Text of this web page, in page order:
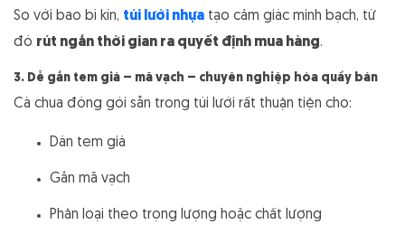
So với bao bì kín, túi lưới nhựa tạo cảm giác minh bạch, từ
đó rút ngắn thời gian ra quyết định mua hàng.
3. Dễ gắn tem giá – mã vạch – chuyên nghiệp hóa quầy bán
Cà chua đóng gói sẵn trong túi lưới rất thuận tiện cho:
Dán tem giá
Gắn mã vạch
Phân loại theo trọng lượng hoặc chất lượng